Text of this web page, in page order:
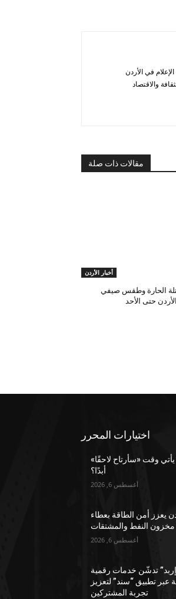
مع كبرى وسائل الإعلام في الأردن
والاقتصاد
مقالات ذات صلة
أخبار الأردن
الحارة وطقس صيفي
حتى الأحد
اختيارات المحرر
يأتي وقت «سأرتاح لاحقًا»
أبدًا؟
أغسطس 6, 2026
يعزز أمن الطاقة بعطاء
مخزون النفط والمشتقات
أغسطس 6, 2026
إربد” تدشّن خدمات رقمية
عبر تطبيق “سند” لتعزيز
تجربة المشتركين